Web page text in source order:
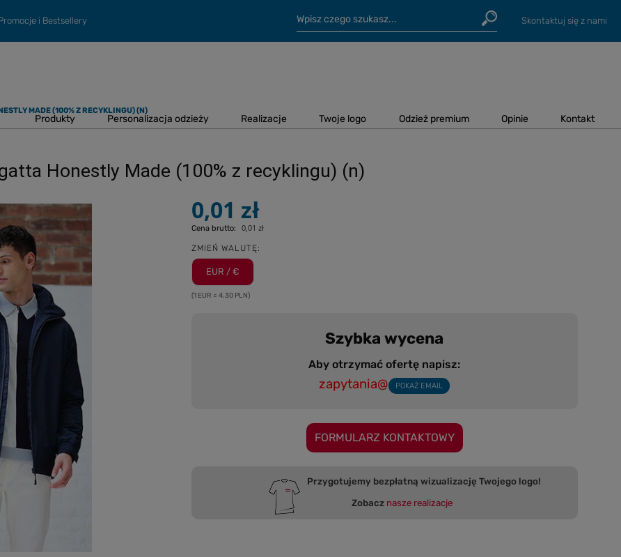
i Bestsellery Skontaktuj się z nami
Produkty Personalizacja odzieży Realizacje Twoje logo Odzież premium Opinie Kontakt
MADE (100% Z RECYKLINGU) (N)
Honestly Made (100% z recyklingu) (n)
0,01 zł
Cena brutto: 0,01 zł
ZMIEŃ WALUTĘ:
EUR / €
(1 EUR = 4.30 PLN)
Szybka wycena
Aby otrzymać ofertę napisz:
zapytania@ POKAŻ EMAIL
FORMULARZ KONTAKTOWY
Przygotujemy bezpłatną wizualizację Twojego logo!
Zobacz nasze realizacje